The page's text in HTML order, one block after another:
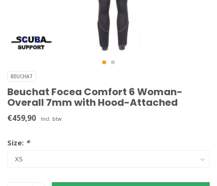
BEUCHAT
Beuchat Focea Comfort 6 Woman-
Overall 7mm with Hood-Attached
€459,90 Incl. btw
Size: *